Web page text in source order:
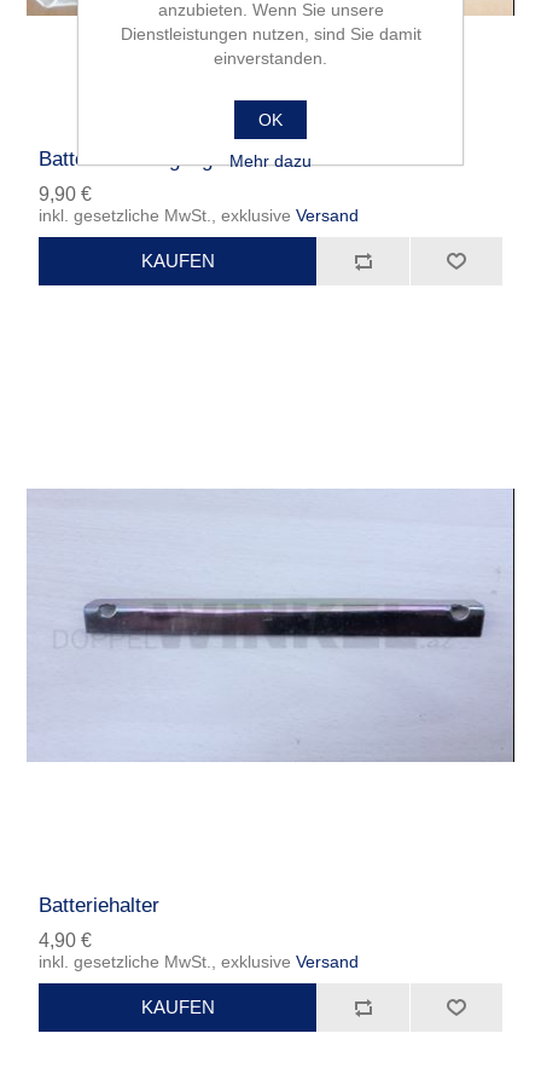
Batteriebefestigung
9,90 €
inkl. gesetzliche MwSt., exklusiveVersand
Batteriehalter
4,90 €
inkl. gesetzliche MwSt., exklusiveVersand
anzubieten. Wenn Sie unsere
Dienstleistungen nutzen, sind Sie damit
einverstanden.
OK
Mehr dazu